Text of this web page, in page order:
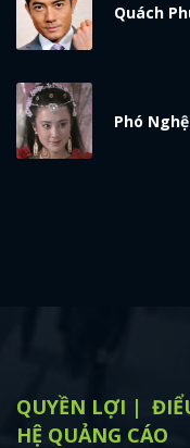
Quách
Phó
QUYỀN LỢI
HỆ QUẢNG CÁO